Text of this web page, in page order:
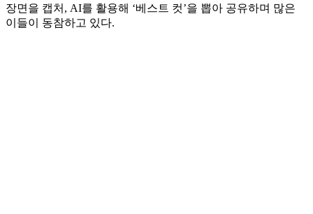
장면을 캡처, AI를 활용해 ‘베스트 컷’을 뽑아 공유하며 많은
이들이 동참하고 있다.